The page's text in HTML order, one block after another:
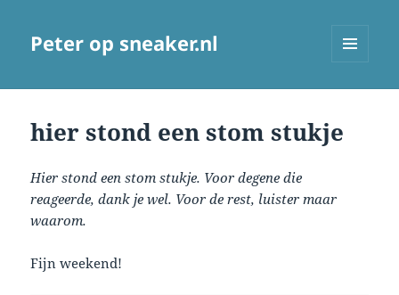
Peter op sneaker.nl
hier stond een stom stukje
Hier stond een stom stukje. Voor degene die
reageerde, dank je wel. Voor de rest, luister maar
waarom.
Fijn weekend!